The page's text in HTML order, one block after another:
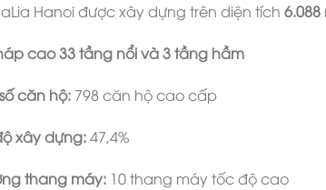
Hanoi được xây dựng trên diện tích 6.088
cao 33 tầng nổi và 3 tầng hầm
căn hộ:798 căn hộ cao cấp
xây dựng:47,4%
thang máy:10 thang máy tốc độ cao